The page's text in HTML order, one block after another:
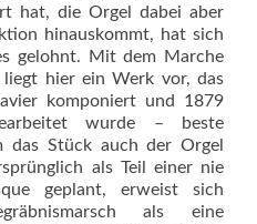
hat, die Orgel dabei aber
hinauskommt, hat sich
gelohnt. Mit dem Marche
liegt hier ein Werk vor, das
komponiert und 1879
wurde – beste
das Stück auch der Orgel
als Teil einer nie
geplant, erweist sich
als eine